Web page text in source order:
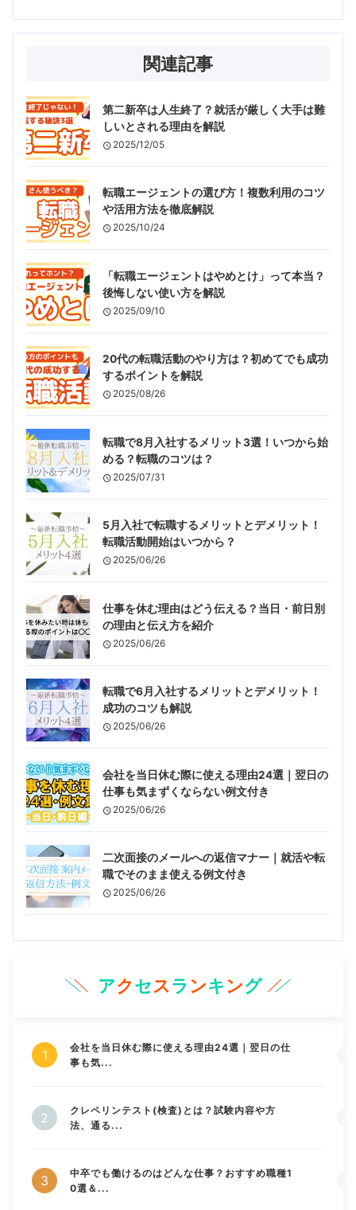
関連記事
第二新卒は人生終了？就活が厳しく大手は難
しいとされる理由を解説
2025/12/05
転職エージェントの選び方！複数利用のコツ
や活用方法を徹底解説
2025/10/24
「転職エージェントはやめとけ」って本当？
後悔しない使い方を解説
2025/09/10
20代の転職活動のやり方は？初めてでも成功
するポイントを解説
2025/08/26
転職で8月入社するメリット3選！いつから始
める？転職のコツは？
2025/07/31
5月入社で転職するメリットとデメリット！
転職活動開始はいつから？
2025/06/26
仕事を休む理由はどう伝える？当日・前日別
の理由と伝え方を紹介
2025/06/26
転職で6月入社するメリットとデメリット！
成功のコツも解説
2025/06/26
会社を当日休む際に使える理由24選｜翌日の
仕事も気まずくならない例文付き
2025/06/26
二次面接のメールへの返信マナー｜就活や転
職でそのまま使える例文付き
2025/06/26
アクセスランキング
会社を当日休む際に使える理由24選｜翌日の仕
事も気...
クレペリンテスト(検査)とは？試験内容や方
法、通る...
中卒でも働けるのはどんな仕事？おすすめ職種1
0選＆...